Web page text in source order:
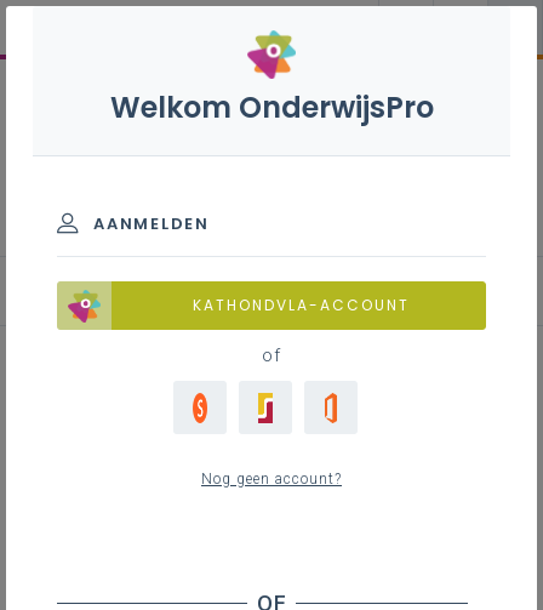
Raad van bestuur
Welkom OnderwijsPro
AANMELDEN
KATHONDVLA-ACCOUNT
of
Nog geen account?